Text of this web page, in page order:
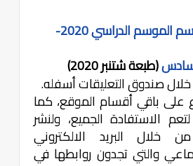
تحميل توازيع سنوية لجميع المواد والمواجع والمستويات بصيغة word برسم الموسم الدراسي 2020-
(طبعة شتنبر 2020)
خلال صندوق التعليقات أسفله.
على باقي أقسام الموقع، كما
الاستفادة الجميع، ولنشر
خلال البريد الالكتروني
والتي تجدون روابطها في